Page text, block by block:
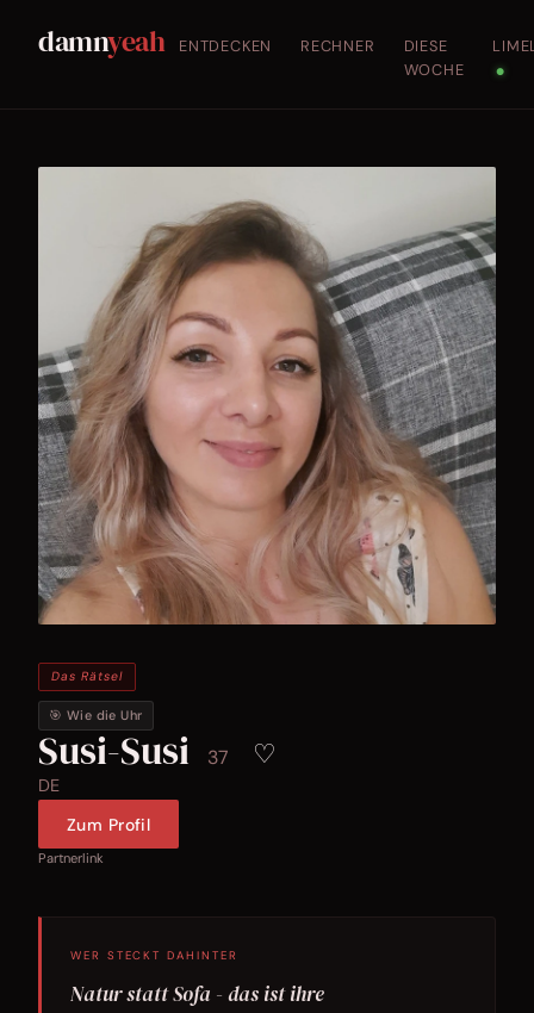
damnyeah ENTDECKEN RECHNER
DIESE
WOCHE
●
Das Rätsel
🎯 Wie die Uhr
Susi-Susi 37 ♡
DE
Zum Profil
Partnerlink
WER STECKT DAHINTER
Natur statt Sofa - das ist ihre